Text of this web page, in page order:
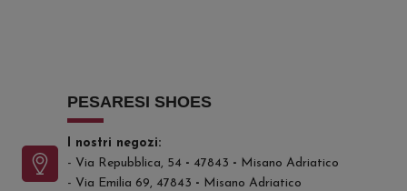
PESARESI SHOES
I nostri negozi:
- Via Repubblica, 54 - 47843 - Misano Adriatico
- Via Emilia 69, 47843 - Misano Adriatico